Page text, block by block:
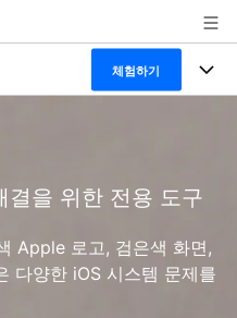
체험하기
을 위한 전용 도구
Apple 로고, 검은색 화면,
다양한 iOS 시스템 문제를